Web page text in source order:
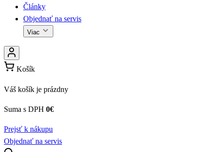
Články
Objednať na servis
Viac
Košík
Váš košík je prázdny
Suma s DPH 0€
Prejsť k nákupu
Objednať na servis